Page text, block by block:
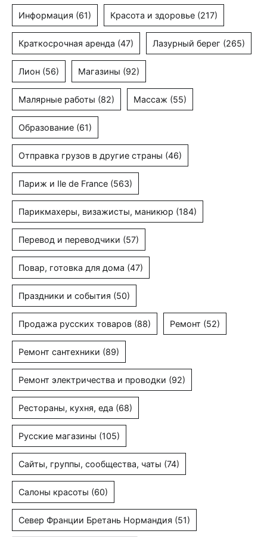
Информация (61) Красота и здоровье (217)
Краткосрочная аренда (47) Лазурный берег (265)
Лион (56) Магазины (92)
Малярные работы (82) Массаж (55)
Образование (61)
Отправка грузов в другие страны (46)
Париж и Ile de France (563)
Парикмахеры, визажисты, маникюр (184)
Перевод и переводчики (57)
Повар, готовка для дома (47)
Праздники и события (50)
Продажа русских товаров (88) Ремонт (52)
Ремонт сантехники (89)
Ремонт электричества и проводки (92)
Рестораны, кухня, еда (68)
Русские магазины (105)
Сайты, группы, сообщества, чаты (74)
Салоны красоты (60)
Север Франции Бретань Нормандия (51)